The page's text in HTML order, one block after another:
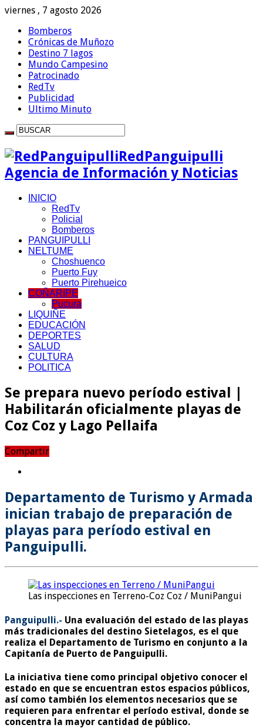
viernes , 7 agosto 2026
Bomberos
Crónicas de Muñozo
Destino 7 lagos
Mundo Campesino
Patrocinado
RedTv
Publicidad
Ultimo Minuto
RedPanguipulli
Agencia de Información y Noticias
INICIO
RedTv
Policial
Bomberos
PANGUIPULLI
NELTUME
Choshuenco
Puerto Fuy
Puerto Pirehueico
COÑARIPE
Pucura
LIQUIÑE
EDUCACIÓN
DEPORTES
SALUD
CULTURA
POLITICA
Se prepara nuevo período estival |
Habilitarán oficialmente playas de
Coz Coz y Lago Pellaifa
Compartir
Departamento de Turismo y Armada
inician trabajo de preparación de
playas para período estival en
Panguipulli.
Las inspecciones en Terreno-Coz Coz / MuniPangui
Panguipulli.- Una evaluación del estado de las playas
más tradicionales del destino Sietelagos, es el que
realiza el Departamento de Turismo en conjunto a la
Capitanía de Puerto de Panguipulli.
La iniciativa tiene como principal objetivo conocer el
estado en que se encuentran estos espacios públicos,
así como también los elementos necesarios que se
requieren para enfrentar el período estival, donde se
concentra la mayor cantidad de público.